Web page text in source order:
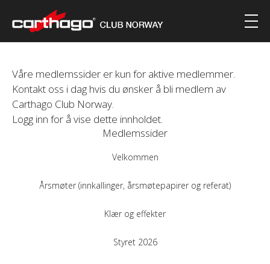
Våre medlemssider er kun for aktive medlemmer.
Kontakt oss i dag hvis du ønsker å bli medlem av
Carthago Club Norway.
Logg inn for å vise dette innholdet.
Medlemssider
Velkommen
Årsmøter (innkallinger, årsmøtepapirer og referat)
Klær og effekter
Styret 2026